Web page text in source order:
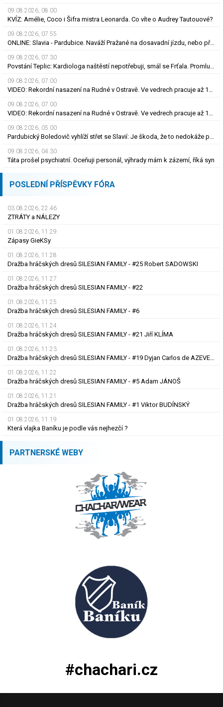
09.08.2026, 08.00
KVÍZ: Amélie, Coco i Šifra mistra Leonarda. Co víte o Audrey Tautouové?
09.08.2026, 07.55
ONLINE: Slavia - Pardubice. Naváží Pražané na dosavadní jízdu, nebo překvapí Východočeši?
09.08.2026, 07.30
Povstání Teplic: Kardiologa naštěstí nepotřebuji, smál se Frťala. Promluvil o zájmu Plzně
09.08.2026, 07.00
VIDEO: Rekordní nasazení na Rudné v Ostravě. Ve vedrech pracuje až 120 silničářů
09.08.2026, 07.00
VIDEO: Rekordní nasazení na Rudné v Ostravě. Ve vedrech pracuje až 120 silničářů
09.08.2026, 05.00
Pardubický Boledovič vyhlíží střet se Slavií: Je škoda, že to nedokáže postavit na mladých
09.08.2026, 04.30
Táta prošel psychiatrií. Oceňuji personál, výhrady mám k zázemí, říká syn
POSLEDNÍ PŘÍSPĚVKY FÓRA
03.08.2026, 22.46
ZTRÁTY a NÁLEZY
01.08.2026, 11.29
Zápasy GieKSy
01.08.2026, 11.28
Dražba hráčských dresů SILESIAN FAMILY - #25 Robert SADOWSKI
01.08.2026, 11.27
Dražba hráčských dresů SILESIAN FAMILY - #22
01.08.2026, 11.25
Dražba hráčských dresů SILESIAN FAMILY - #6
01.08.2026, 11.24
Dražba hráčských dresů SILESIAN FAMILY - #21 Jiří KLÍMA
01.08.2026, 11.23
Dražba hráčských dresů SILESIAN FAMILY - #19 Dyjan Carlos de AZEVEDO
01.08.2026, 11.22
Dražba hráčských dresů SILESIAN FAMILY - #5 Adam JÁNOŠ
01.08.2026, 11.21
Dražba hráčských dresů SILESIAN FAMILY - #1 Viktor BUDÍNSKÝ
01.08.2026, 11.19
Která vlajka Baníku je podle vás nejhezčí ?
PARTNERSKÉ WEBY
#chachari.cz